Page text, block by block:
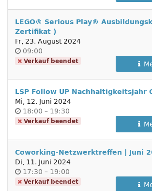
LEGO® Serious Play®
Zertifikat )
Fr, 23. August 2024
Uhrzeit
09:00
Verkauf beendet
LSP Follow UP Nachhaltigkeitsjahr
Mi, 12. Juni 2024
Uhrzeit
18:00 –bis
19:30
Verkauf beendet
Coworking-Netzwerktreffen | Juni
Di, 11. Juni 2024
Uhrzeit
17:30 –bis
19:00
Verkauf beendet